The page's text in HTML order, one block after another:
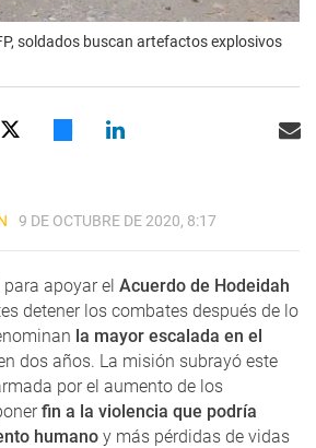
soldados buscan artefactos explosivos
9 DE OCTUBRE DE 2020, 8:17
apoyar el Acuerdo de Hodeidah
detener los combates después de lo
la mayor escalada en el
dos años. La misión subrayó este
por el aumento de los
fin a la violencia que podría
humano y más pérdidas de vidas